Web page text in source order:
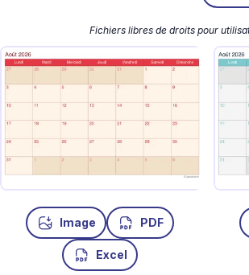
Fichiers libres de droits pour
Image PDF
Excel